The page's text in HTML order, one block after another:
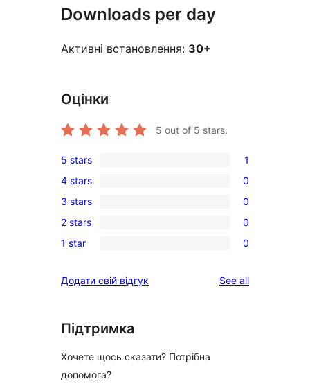
Downloads per day
Активні встановлення: 30+
Оцінки
5 out of 5 stars.
1
5-
star
review
5 stars 1
0
4-
star
reviews
4 stars 0
0
3-
star
3 stars 0
0
2-
reviews
2 stars 0
0
star
1 star 0
Додати свій відгук See allreviews
Підтримка
Хочете щось сказати? Потрібна
допомога?